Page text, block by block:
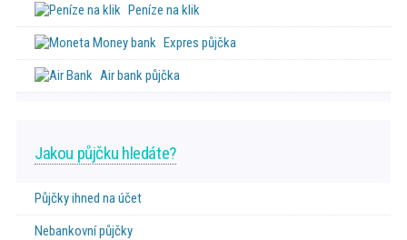
Peníze na klik
Expres půjčka
Air bank půjčka
Jakou půjčku hledáte?
Půjčky ihned na účet
Nebankovní půjčky